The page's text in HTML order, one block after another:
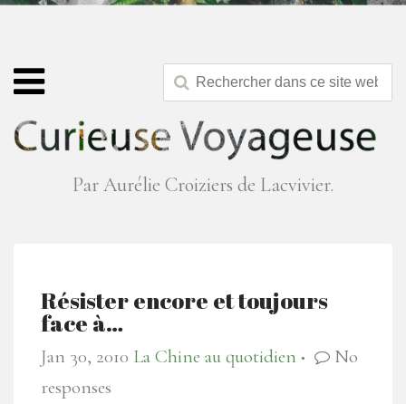
Par Aurélie Croiziers de Lacvivier.
Résister encore et toujours
face à…
Jan 30, 2010 La Chine au quotidien ●
No
responses